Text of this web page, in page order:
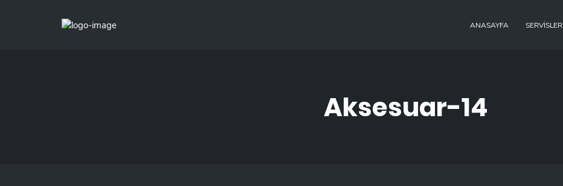
ANASAYFA SERVISLER
Aksesuar-14